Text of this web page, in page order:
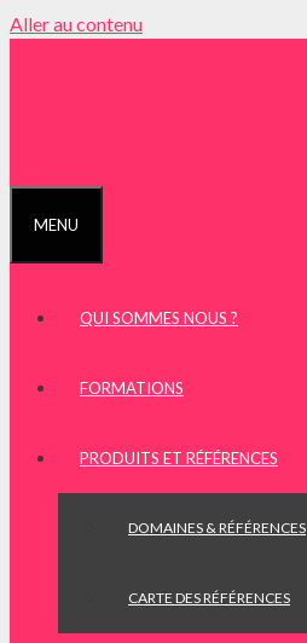
Aller au contenu
MENU
QUI SOMMES NOUS ?
FORMATIONS
PRODUITS ET RÉFÉRENCES
DOMAINES & RÉFÉRENCES
CARTE DES RÉFÉRENCES